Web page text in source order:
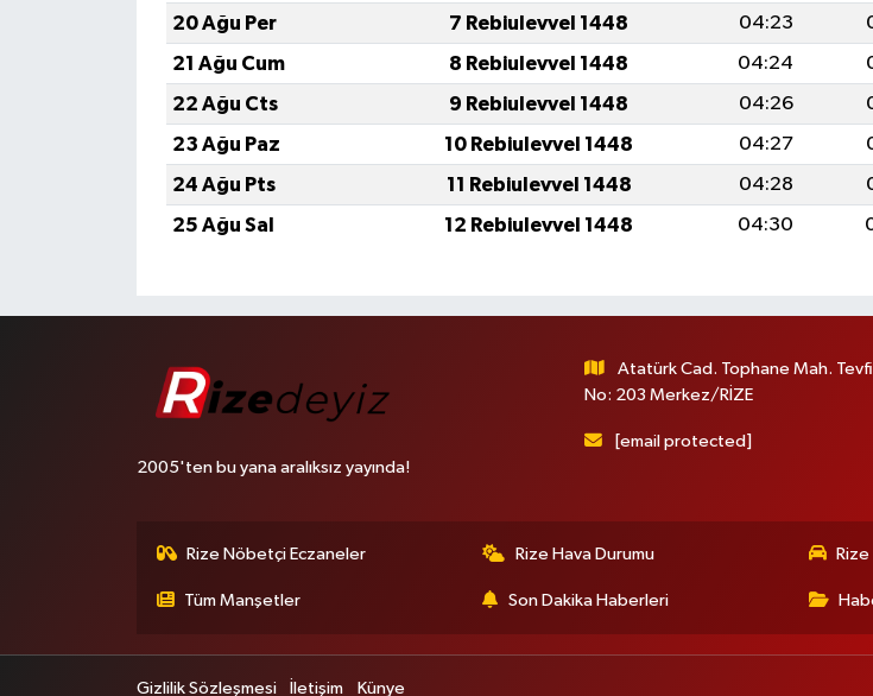
20 Ağu Per
7 Rebiulevvel 1448 04:23
21 Ağu Cum
8 Rebiulevvel 1448 04:24
22 Ağu Cts
9 Rebiulevvel 1448 04:26
23 Ağu Paz
10 Rebiulevvel 1448 04:27
24 Ağu Pts
11 Rebiulevvel 1448 04:28
25 Ağu Sal
12 Rebiulevvel 1448 04:30
2005'ten bu yana aralıksız yayında!
Atatürk Cad. Tophane Mah.
No: 203 Merkez/RİZE
[email protected]
Rize Nöbetçi Eczaneler Rize Hava Durumu
Tüm Manşetler Son Dakika Haberleri
Gizlilik Sözleşmesi İletişim Künye